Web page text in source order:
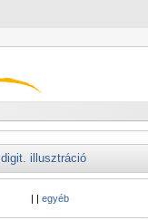
digit. illusztráció
| | egyéb